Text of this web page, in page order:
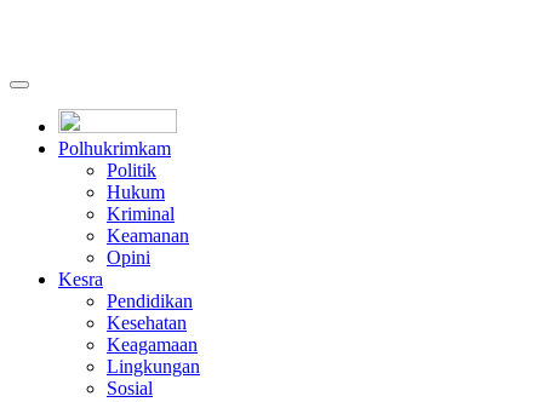
Polhukrimkam
Politik
Hukum
Kriminal
Keamanan
Opini
Kesra
Pendidikan
Kesehatan
Keagamaan
Lingkungan
Sosial